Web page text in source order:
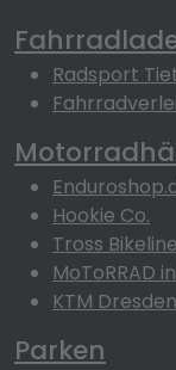
Radsport
Hookie Co.
Tross
MoToRRAD
KTM Dresden
Parken